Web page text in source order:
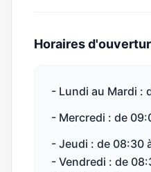
Horaires
- Lundi au Mardi :
- Mercredi : de
- Jeudi : de 08:30
- Vendredi : de